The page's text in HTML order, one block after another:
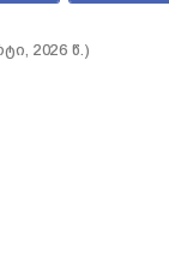
2026 წ.)